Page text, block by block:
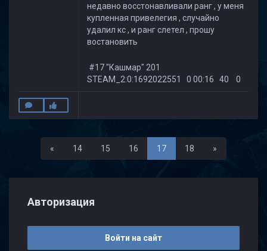
недавно восстонавливали ранг , у меня
купленная привелегия , случайно
удалил кс , и ранг слетел , прошу
востановить
#17 "Кашмар" 201
STEAM_2:0:1692022551 0 00:16 40 0
« Первая
14 15 16 17 18 »
Авторизация
Войти на сайт